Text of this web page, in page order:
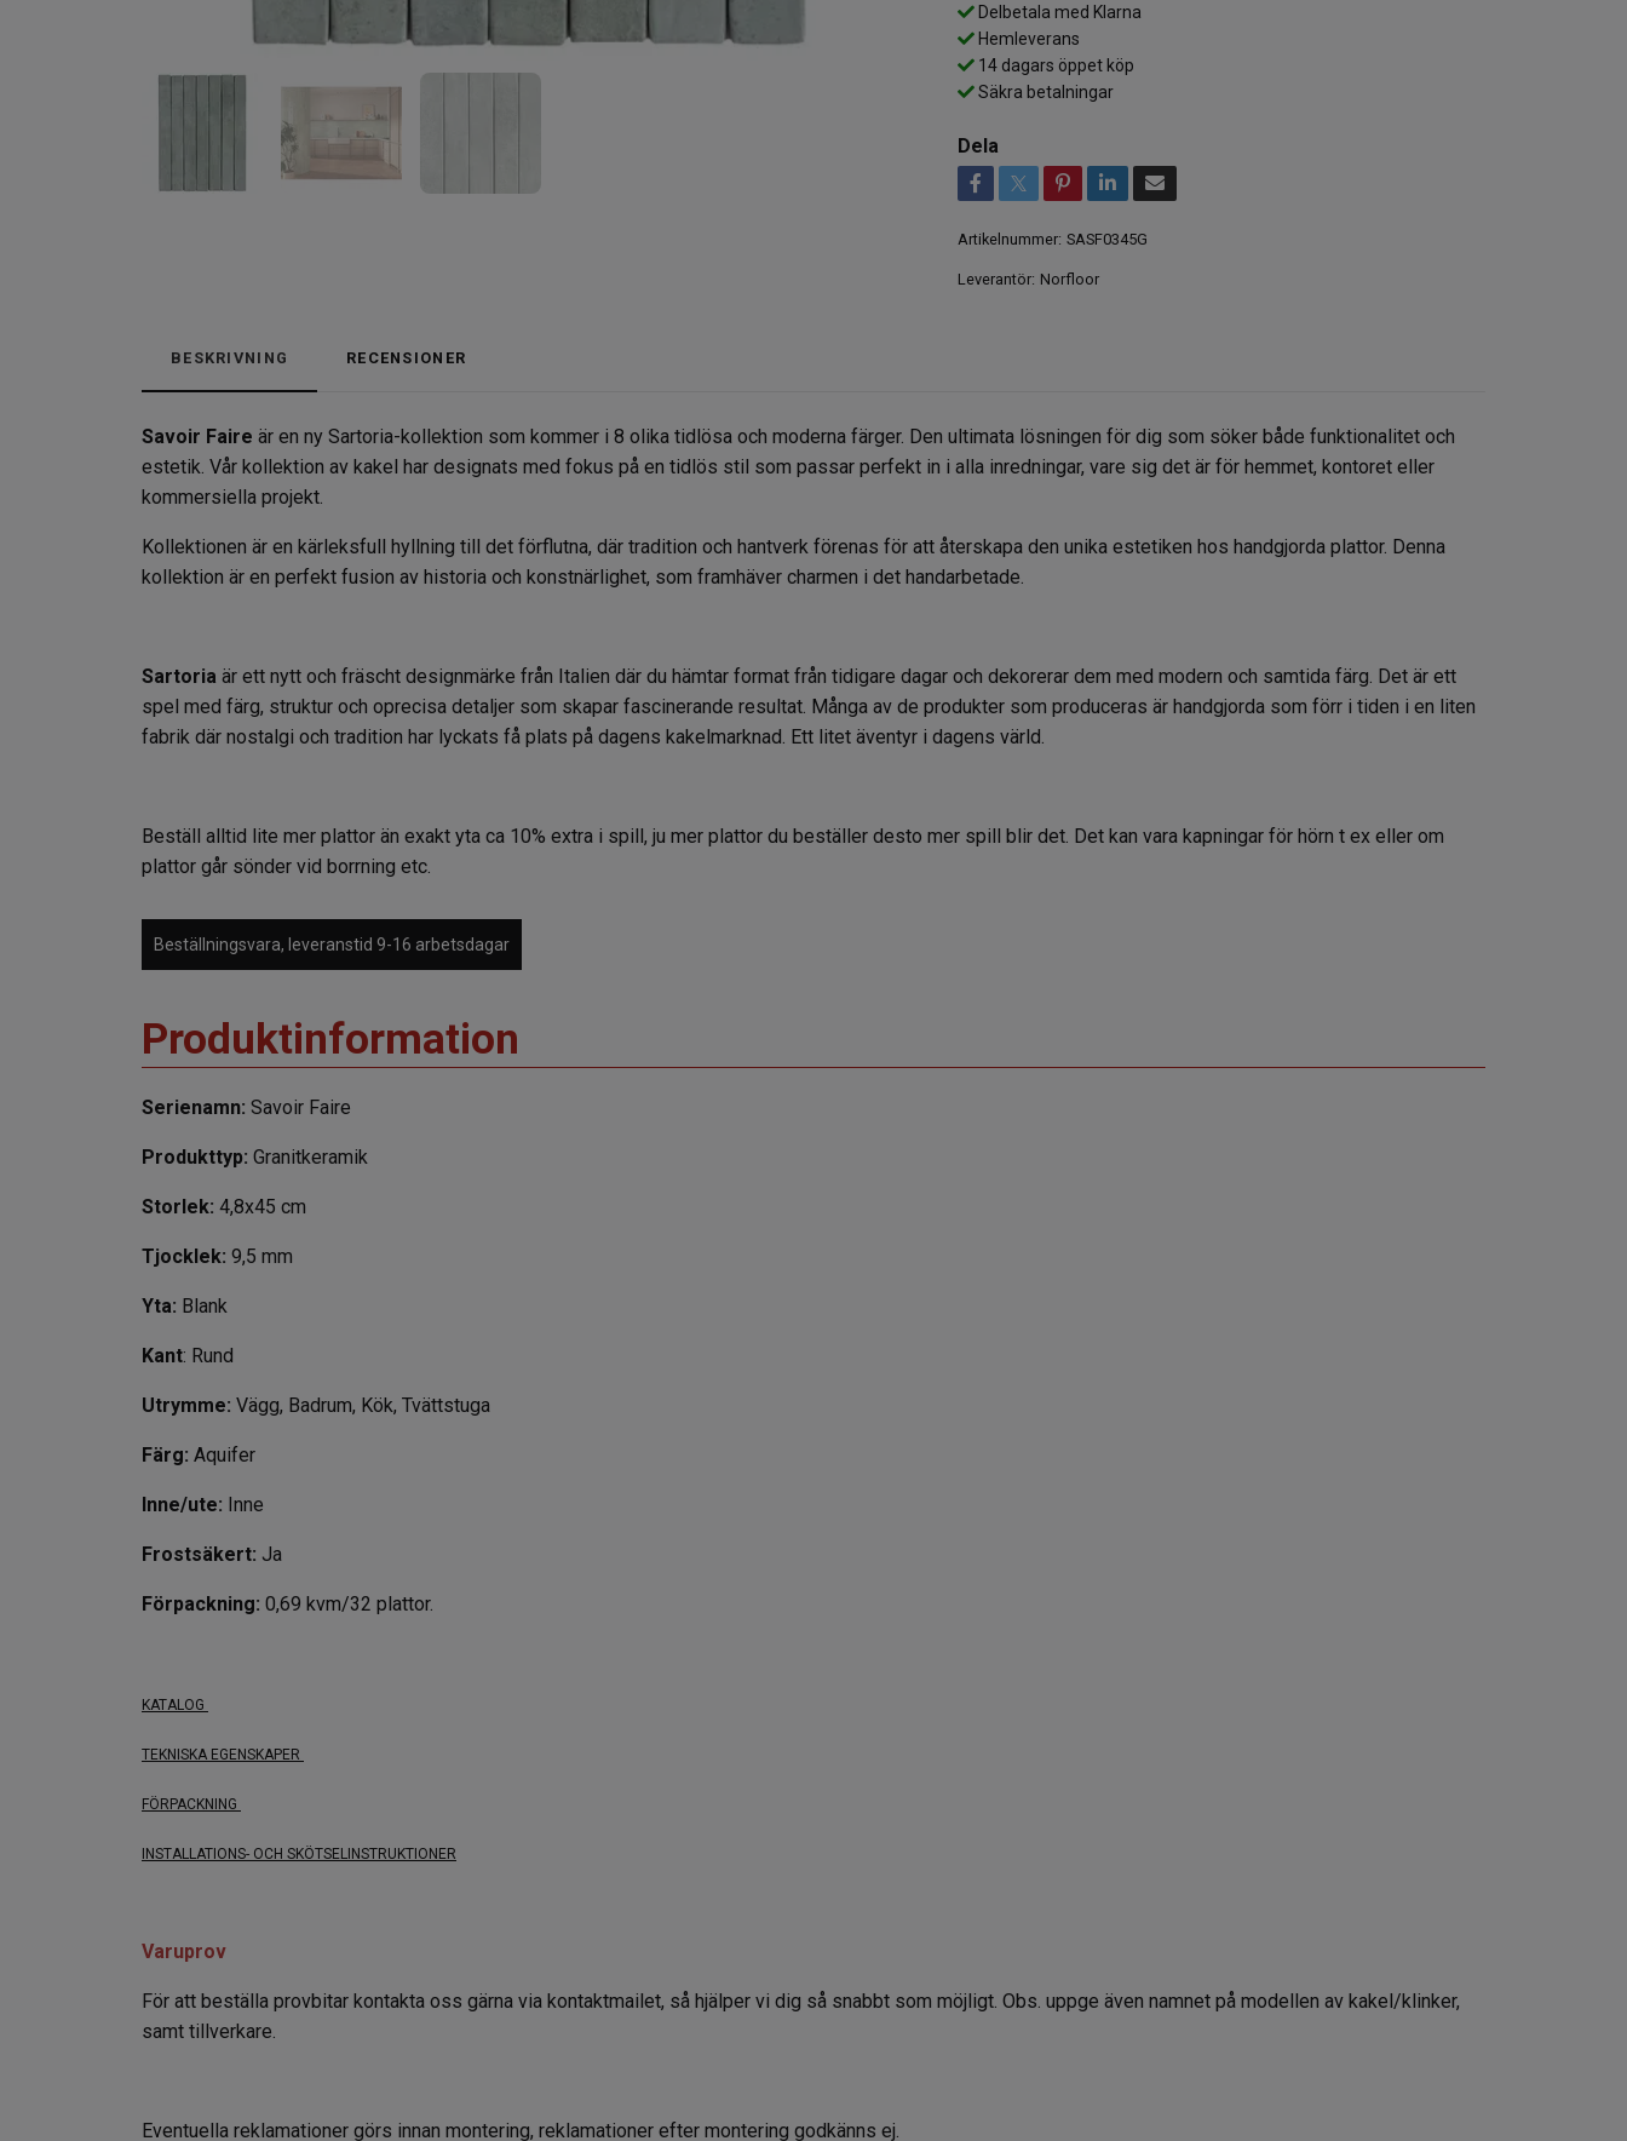
Delbetala med Klarna
Hemleverans
14 dagars öppet köp
Säkra betalningar
Dela
Artikelnummer: SASF0345G
Leverantör: Norfloor
BESKRIVNING RECENSIONER
Savoir Faire är en ny Sartoria-kollektion som kommer i 8 olika tidlösa och moderna färger. Den ultimata lösningen för dig som söker både funktionalitet och
estetik. Vår kollektion av kakel har designats med fokus på en tidlös stil som passar perfekt in i alla inredningar, vare sig det är för hemmet, kontoret eller
kommersiella projekt.
Kollektionen är en kärleksfull hyllning till det förflutna, där tradition och hantverk förenas för att återskapa den unika estetiken hos handgjorda plattor. Denna
kollektion är en perfekt fusion av historia och konstnärlighet, som framhäver charmen i det handarbetade.
Sartoria är ett nytt och fräscht designmärke från Italien där du hämtar format från tidigare dagar och dekorerar dem med modern och samtida färg. Det är ett
spel med färg, struktur och oprecisa detaljer som skapar fascinerande resultat. Många av de produkter som produceras är handgjorda som förr i tiden i en liten
fabrik där nostalgi och tradition har lyckats få plats på dagens kakelmarknad. Ett litet äventyr i dagens värld.
Beställ alltid lite mer plattor än exakt yta ca 10% extra i spill, ju mer plattor du beställer desto mer spill blir det. Det kan vara kapningar för hörn t ex eller om
plattor går sönder vid borrning etc.
Beställningsvara, leveranstid 9-16 arbetsdagar
Produktinformation
Serienamn: Savoir Faire
Produkttyp: Granitkeramik
Storlek: 4,8x45 cm
Tjocklek: 9,5 mm
Yta: Blank
Kant: Rund
Utrymme: Vägg, Badrum, Kök, Tvättstuga
Färg: Aquifer
Inne/ute: Inne
Frostsäkert: Ja
Förpackning: 0,69 kvm/32 plattor.
KATALOG
TEKNISKA EGENSKAPER
FÖRPACKNING
INSTALLATIONS- OCH SKÖTSELINSTRUKTIONER
Varuprov
För att beställa provbitar kontakta oss gärna via kontaktmailet, så hjälper vi dig så snabbt som möjligt. Obs. uppge även namnet på modellen av kakel/klinker,
samt tillverkare.
Eventuella reklamationer görs innan montering, reklamationer efter montering godkänns ej.